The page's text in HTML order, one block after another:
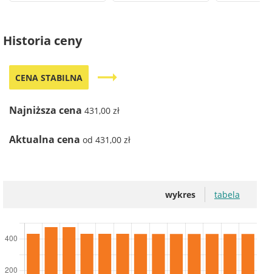
Historia ceny
CENA STABILNA trending_flat
Najniższa cena 431,00 zł
Aktualna cena od 431,00 zł
wykres tabela